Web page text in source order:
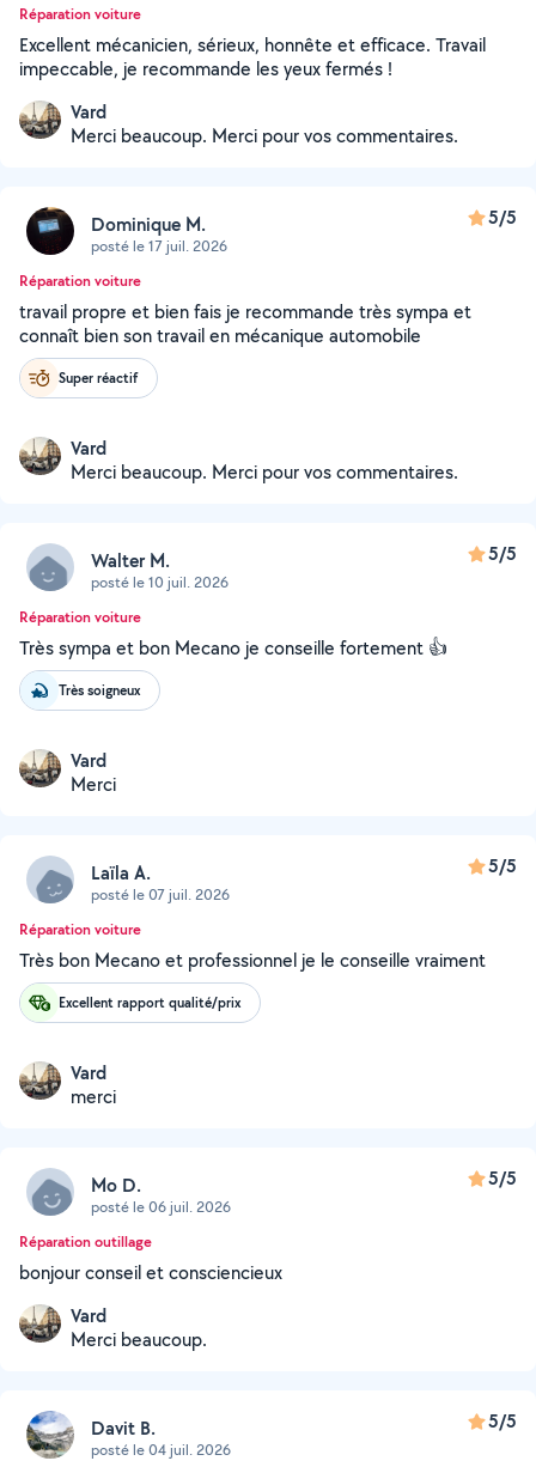
Réparation voiture
Excellent mécanicien, sérieux, honnête et efficace. Travail
impeccable, je recommande les yeux fermés !
Vard
Merci beaucoup. Merci pour vos commentaires.
Dominique M.
posté le 17 juil. 2026
5/5
Réparation voiture
travail propre et bien fais je recommande très sympa et
connaît bien son travail en mécanique automobile
Super réactif
Vard
Merci beaucoup. Merci pour vos commentaires.
Walter M.
posté le 10 juil. 2026
5/5
Réparation voiture
Très sympa et bon Mecano je conseille fortement 👍
Très soigneux
Vard
Merci
Laïla A.
posté le 07 juil. 2026
5/5
Réparation voiture
Très bon Mecano et professionnel je le conseille vraiment
Excellent rapport qualité/prix
Vard
merci
Mo D.
posté le 06 juil. 2026
5/5
Réparation outillage
bonjour conseil et consciencieux
Vard
Merci beaucoup.
Davit B.
posté le 04 juil. 2026
5/5